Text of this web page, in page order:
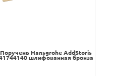
Поручень Hansgrohe AddStoris
шлифованная бронза